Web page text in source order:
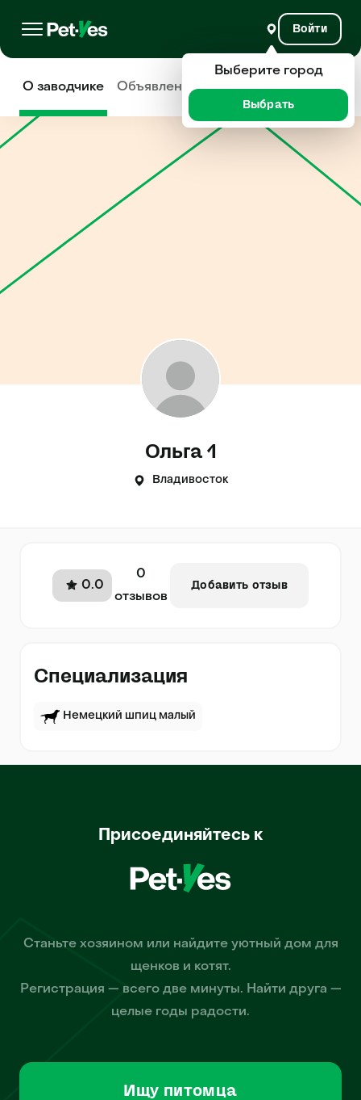
Войти
О заводчике Объявления Отзывы
Ольга 1
Владивосток
0.0
0
отзывов
Добавить отзыв
Специализация
Немецкий шпиц малый
Присоединяйтесь к
Станьте хозяином или найдите уютный дом для
щенков и котят.
Регистрация — всего две минуты. Найти друга —
целые годы радости.
Ищу питомца
Выберите город
Выбрать